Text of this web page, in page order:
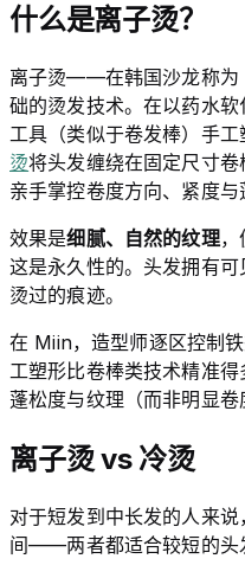
什么是离子烫？
离子烫——在韩国沙龙称为
础的烫发技术。在以药水
工具（类似于卷发棒）手
烫将头发缠绕在固定尺寸
亲手掌控卷度方向、紧度与
效果是细腻、自然的纹理，
这是永久性的。头发拥有
烫过的痕迹。
在 Miin，造型师逐区控制
工塑形比卷棒类技术精准
蓬松度与纹理（而非明显卷
离子烫 vs 冷烫
对于短发到中长发的人来
间——两者都适合较短的头